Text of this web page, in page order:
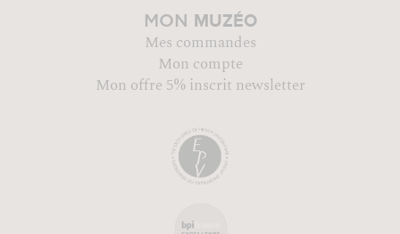
MON MUZÉO
Mes commandes
Mon compte
Mon offre 5% inscrit newsletter